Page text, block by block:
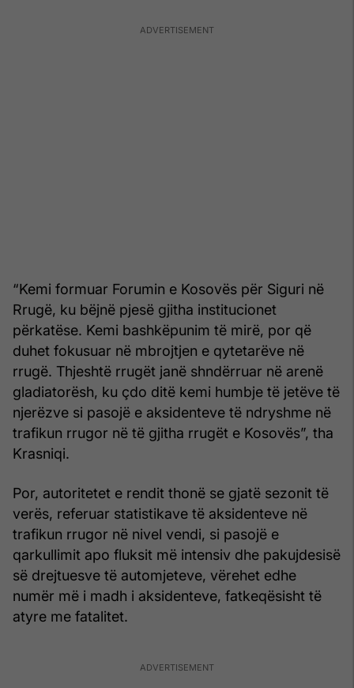
“Kemi formuar Forumin e Kosovës për Siguri në
Rrugë, ku bëjnë pjesë gjitha institucionet
përkatëse. Kemi bashkëpunim të mirë, por që
duhet fokusuar në mbrojtjen e qytetarëve në
rrugë. Thjeshtë rrugët janë shndërruar në arenë
gladiatorësh, ku çdo ditë kemi humbje të jetëve të
njerëzve si pasojë e aksidenteve të ndryshme në
trafikun rrugor në të gjitha rrugët e Kosovës”, tha
Krasniqi.
Por, autoritetet e rendit thonë se gjatë sezonit të
verës, referuar statistikave të aksidenteve në
trafikun rrugor në nivel vendi, si pasojë e
qarkullimit apo fluksit më intensiv dhe pakujdesisë
së drejtuesve të automjeteve, vërehet edhe
numër më i madh i aksidenteve, fatkeqësisht të
atyre me fatalitet.